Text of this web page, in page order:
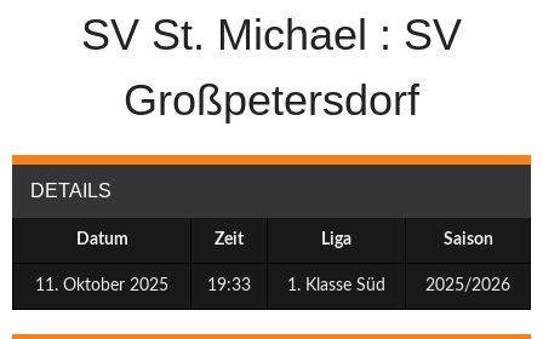
SV St. Michael : SV
Großpetersdorf
DETAILS
Datum Zeit Liga Saison
11. Oktober 2025 19:33 1. Klasse Süd 2025/2026